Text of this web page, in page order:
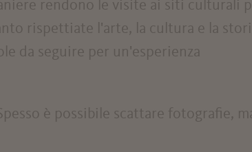
rendono le visite ai siti culturali
rispettiate l'arte, la cultura e la
da seguire per un'esperienza
è possibile scattare fotografie,